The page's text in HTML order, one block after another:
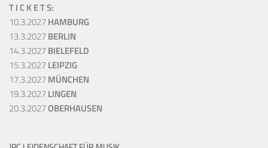
T I C K E T S:
10.3.2027HAMBURG
13.3.2027BERLIN
14.3.2027BIELEFELD
15.3.2027LEIPZIG
17.3.2027MÜNCHEN
19.3.2027LINGEN
20.3.2027OBERHAUSEN